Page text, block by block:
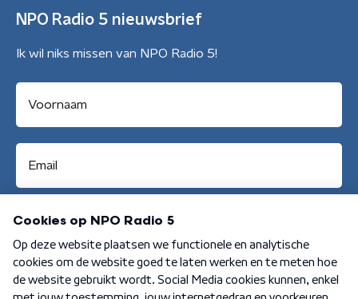
NPO Radio 5 nieuwsbrief
Ik wil niks missen van NPO Radio 5!
Aanmelden
Algemene voorwaarden Privacybeleid